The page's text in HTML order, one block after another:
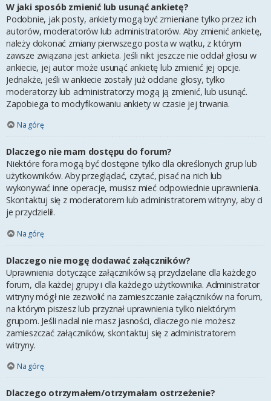
W jaki sposób zmienić lub usunąć ankietę?
Podobnie, jak posty, ankiety mogą być zmieniane tylko przez ich
autorów, moderatorów lub administratorów. Aby zmienić ankietę,
należy dokonać zmiany pierwszego posta w wątku, z którym
zawsze związana jest ankieta. Jeśli nikt jeszcze nie oddał głosu w
ankiecie, jej autor może usunąć ankietę lub zmienić jej opcje.
Jednakże, jeśli w ankiecie zostały już oddane głosy, tylko
moderatorzy lub administratorzy mogą ją zmienić, lub usunąć.
Zapobiega to modyfikowaniu ankiety w czasie jej trwania.
Na górę
Dlaczego nie mam dostępu do forum?
Niektóre fora mogą być dostępne tylko dla określonych grup lub
użytkowników. Aby przeglądać, czytać, pisać na nich lub
wykonywać inne operacje, musisz mieć odpowiednie uprawnienia.
Skontaktuj się z moderatorem lub administratorem witryny, aby ci
je przydzielił.
Na górę
Dlaczego nie mogę dodawać załączników?
Uprawnienia dotyczące załączników są przydzielane dla każdego
forum, dla każdej grupy i dla każdego użytkownika. Administrator
witryny mógł nie zezwolić na zamieszczanie załączników na forum,
na którym piszesz lub przyznał uprawnienia tylko niektórym
grupom. Jeśli nadal nie masz jasności, dlaczego nie możesz
zamieszczać załączników, skontaktuj się z administratorem
witryny.
Na górę
Dlaczego otrzymałem/otrzymałam ostrzeżenie?